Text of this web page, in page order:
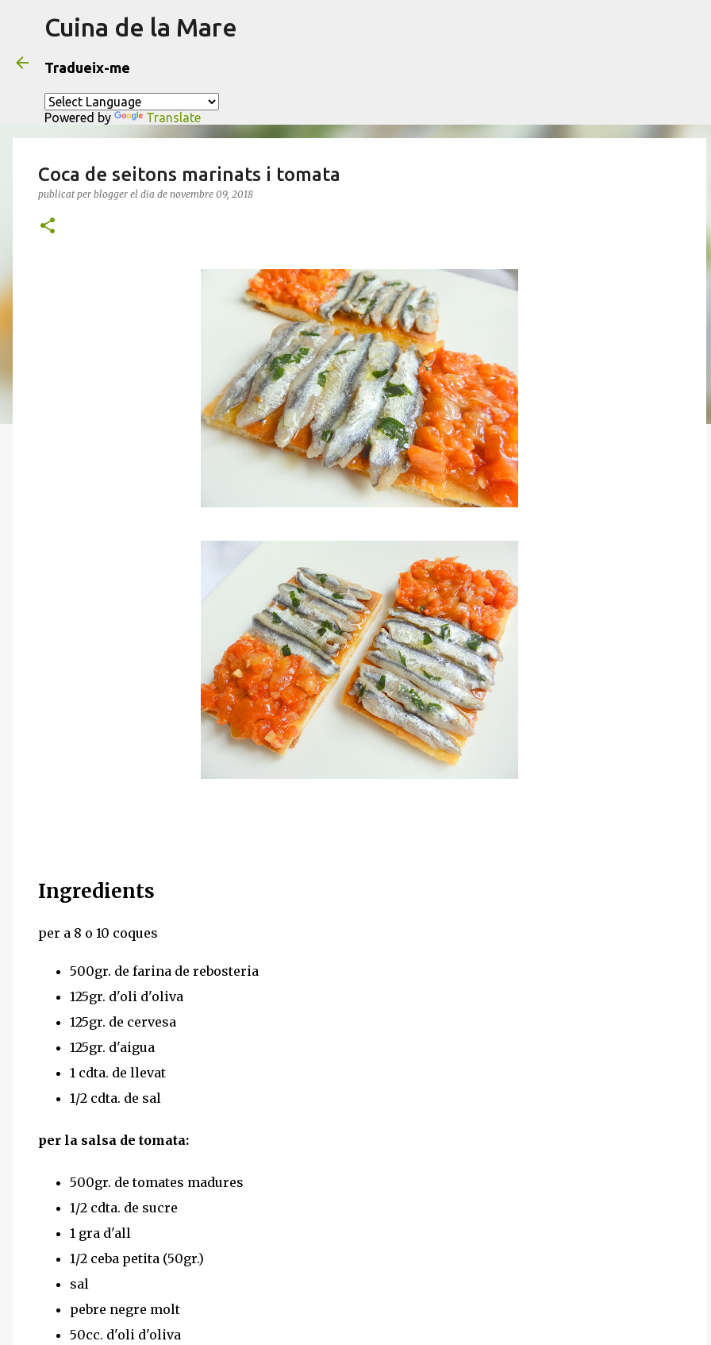
Cuina de la Mare
Tradueix-me
Powered by Translate
Coca de seitons marinats i tomata
publicat per blogger el dia de novembre 09, 2018
Ingredients
per a 8 o 10 coques
500gr. de farina de rebosteria
125gr. d'oli d'oliva
125gr. de cervesa
125gr. d'aigua
1 cdta. de llevat
1/2 cdta. de sal
per la salsa de tomata:
500gr. de tomates madures
1/2 cdta. de sucre
1 gra d'all
1/2 ceba petita (50gr.)
sal
pebre negre molt
50cc. d'oli d'oliva